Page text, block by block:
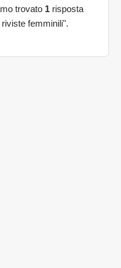
trovato 1 risposta
femminili".